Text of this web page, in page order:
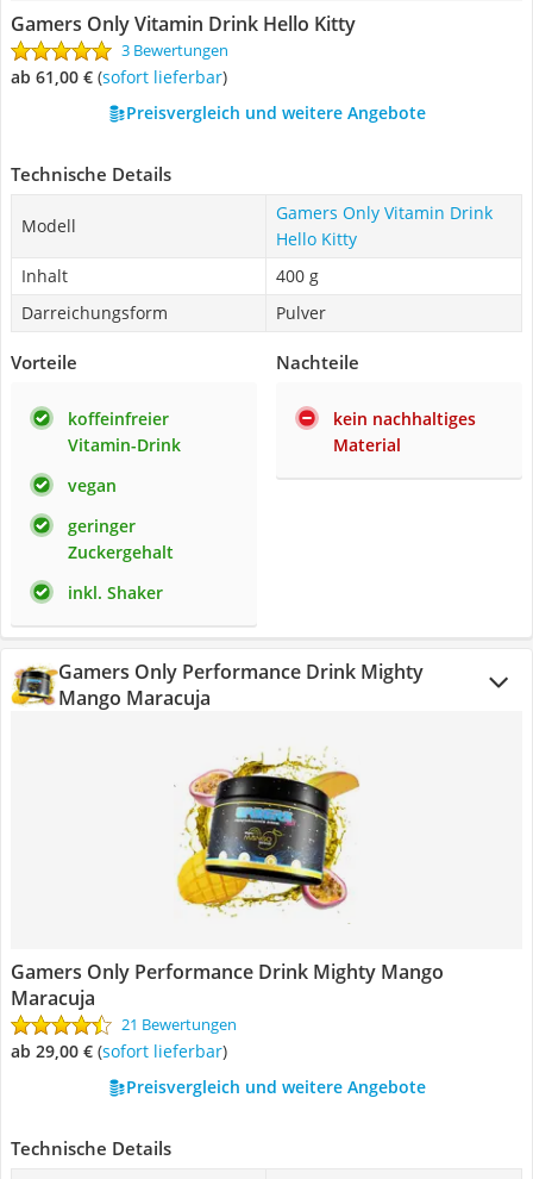
Gamers Only Vitamin Drink Hello Kitty
3 Bewertungen
ab 61,00 € ( Sofort lieferbar)
Preisvergleich und weitere Angebote
Technische Details
Modell
Gamers Only Vitamin Drink
Hello Kitty
Inhalt
400 g
Darreichungsform
Pulver
Vorteile
koffeinfreier
Vitamin-Drink
vegan
geringer
Zuckergehalt
inkl. Shaker
Nachteile
kein nachhaltiges
Material
Gamers Only Performance Drink Mighty
Mango Maracuja
Gamers Only Performance Drink Mighty Mango
Maracuja
21 Bewertungen
ab 29,00 € ( Sofort lieferbar)
Preisvergleich und weitere Angebote
Technische Details